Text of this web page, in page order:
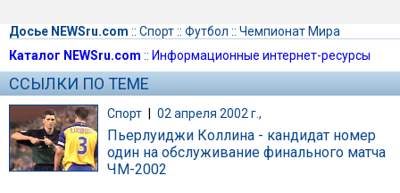
Досье NEWSru.com :: Спорт:: Футбол :: Чемпионат Мира
Каталог NEWSru.com :: Информационные интернет-ресурсы
ССЫЛКИ ПО ТЕМЕ
Спорт | 02 апреля 2002 г.,
Пьерлуиджи Коллина - кандидат номер
один на обслуживание финального матча
ЧМ-2002